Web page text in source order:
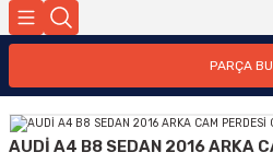
PARÇA
AUDİ A4 B8 SEDAN 2016 ARKA